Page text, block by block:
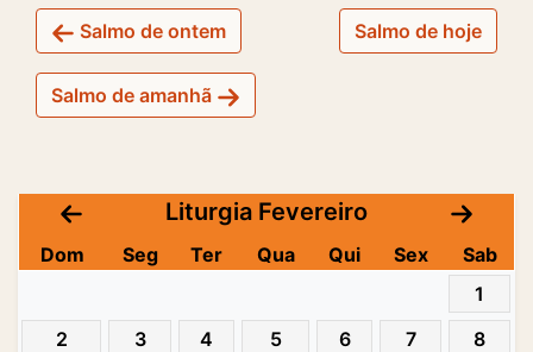
Salmo de ontem Salmo de hoje
Salmo de amanhã
Liturgia Fevereiro
Dom Seg Ter Qua Qui Sex
Sab
1
2
3 4 5 6 7
8